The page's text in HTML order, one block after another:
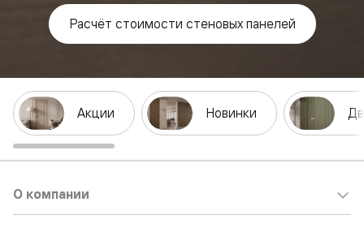
Расчёт стоимости стеновых панелей
Акции Новинки
О компании